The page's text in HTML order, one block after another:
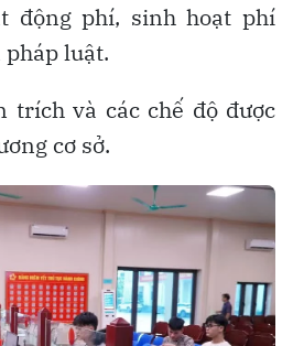
động phí, sinh hoạt phí
luật.
trích và các chế độ được
cơ sở.